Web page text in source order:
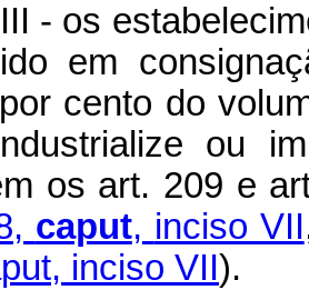
- os
em
cento do
ou
os art. 209 e
caput, inciso VII
inciso VII).